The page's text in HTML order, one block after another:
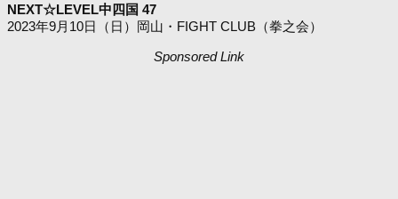
NEXT☆LEVEL中四国 47
2023年9月10日（日）岡山・FIGHT CLUB（拳之会）
Sponsored Link